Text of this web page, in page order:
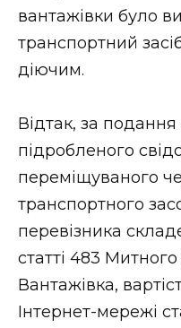
вантажівки було
транспортний
діючим.
Відтак, за
підробленого
переміщуваного
транспортного
перевізника
статті 483
Вантажівка,
Інтернет-мережі